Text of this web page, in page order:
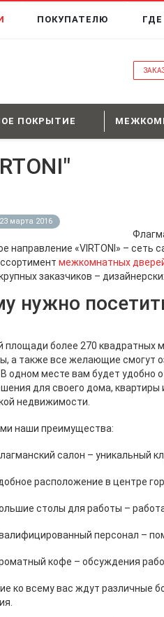
ПОКУПАТЕЛЮ
ПОКРЫТИЕ
23 марта 2016
направление «VIRTONI» – сеть
межкомнатных
заказчиков –
нужно
площади более 270 квадратных
а также все желающие смогут
одном месте вам будет удобно
для своего дома, квартиры
недвижимости.
наши преимущества:
салон – уникальный клуб
в центре
для работы –
персонал –
кофе – обсуждения
ко всему вас ждут различные